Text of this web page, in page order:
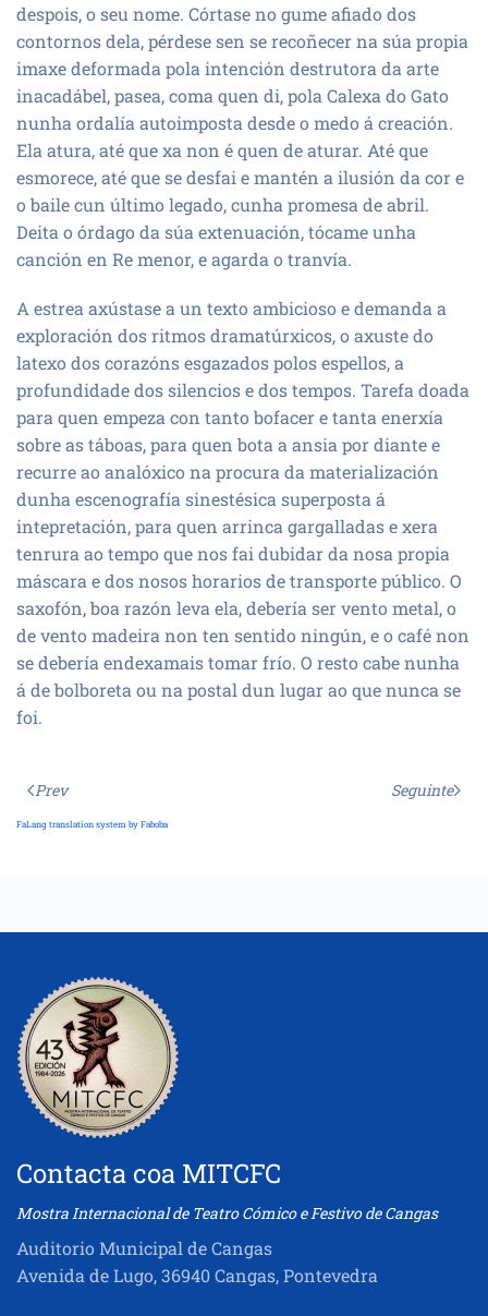
despois, o seu nome. Córtase no gume afiado dos
contornos dela, pérdese sen se recoñecer na súa propia
imaxe deformada pola intención destrutora da arte
inacadábel, pasea, coma quen di, pola Calexa do Gato
nunha ordalía autoimposta desde o medo á creación.
Ela atura, até que xa non é quen de aturar. Até que
esmorece, até que se desfai e mantén a ilusión da cor e
o baile cun último legado, cunha promesa de abril.
Deita o órdago da súa extenuación, tócame unha
canción en Re menor, e agarda o tranvía.
A estrea axústase a un texto ambicioso e demanda a
exploración dos ritmos dramatúrxicos, o axuste do
latexo dos corazóns esgazados polos espellos, a
profundidade dos silencios e dos tempos. Tarefa doada
para quen empeza con tanto bofacer e tanta enerxía
sobre as táboas, para quen bota a ansia por diante e
recurre ao analóxico na procura da materialización
dunha escenografía sinestésica superposta á
intepretación, para quen arrinca gargalladas e xera
tenrura ao tempo que nos fai dubidar da nosa propia
máscara e dos nosos horarios de transporte público. O
saxofón, boa razón leva ela, debería ser vento metal, o
de vento madeira non ten sentido ningún, e o café non
se debería endexamais tomar frío. O resto cabe nunha
á de bolboreta ou na postal dun lugar ao que nunca se
foi.
Prev Seguinte
FaLang translation system by Faboba
Contacta coa MITCFC
Mostra Internacional de Teatro Cómico e Festivo de Cangas
Auditorio Municipal de Cangas
Avenida de Lugo, 36940 Cangas, Pontevedra